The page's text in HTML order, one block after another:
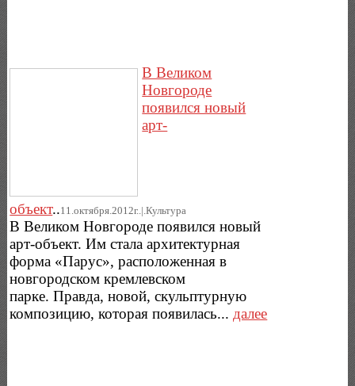
В Великом
Новгороде
появился новый
арт-
объект..11.октября.2012г..|.Культура
В Великом Новгороде появился новый
арт-объект. Им стала архитектурная
форма «Парус», расположенная в
новгородском кремлевском
парке. Правда, новой, скульптурную
композицию, которая появилась... далее